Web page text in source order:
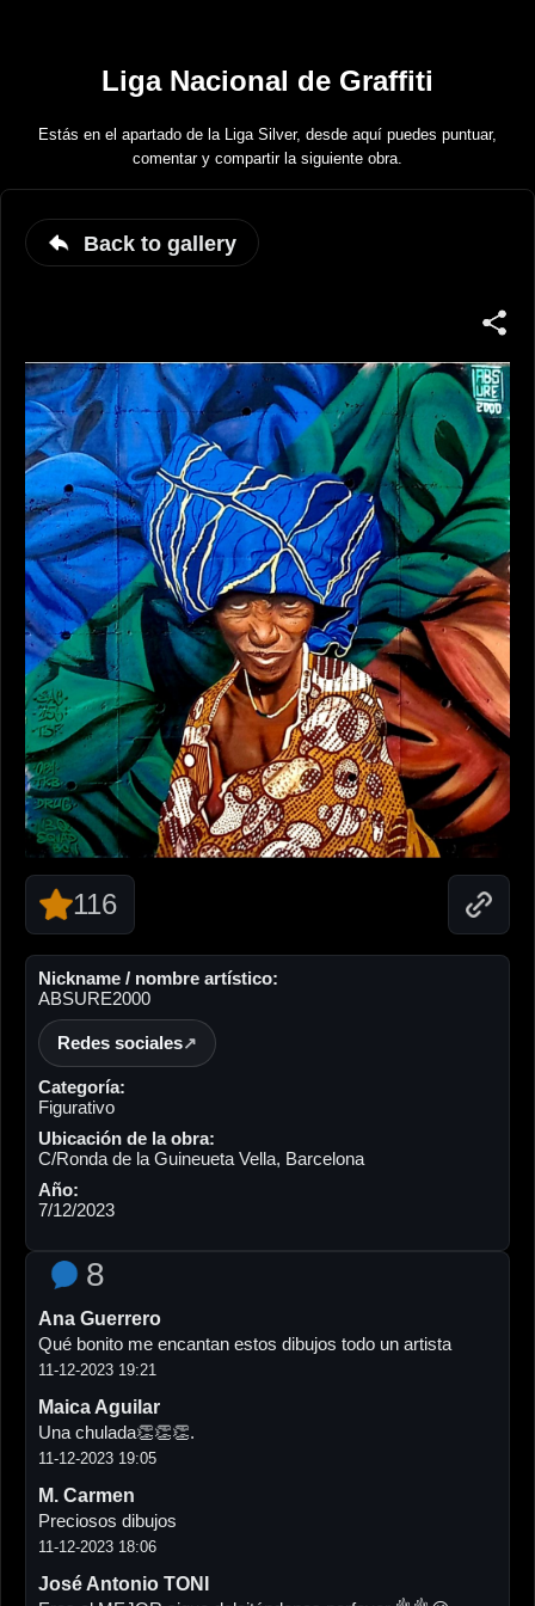
Liga Nacional de Graffiti
Estás en el apartado de la Liga Silver, desde aquí puedes puntuar,
comentar y compartir la siguiente obra.
Back to gallery
116
Nickname / nombre artístico:
ABSURE2000
Redes sociales
Categoría:
Figurativo
Ubicación de la obra:
C/Ronda de la Guineueta Vella, Barcelona
Año:
7/12/2023
8
Ana Guerrero
Qué bonito me encantan estos dibujos todo un artista
11-12-2023 19:21
Maica Aguilar
Una chulada👏👏👏.
11-12-2023 19:05
M. Carmen
Preciosos dibujos
11-12-2023 18:06
José Antonio TONI